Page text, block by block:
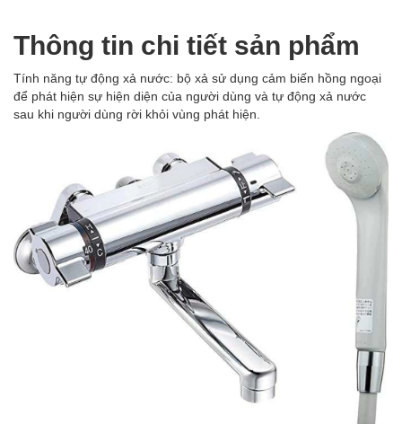
Thông tin chi tiết sản phẩm
Tính năng tự động xả nước: bộ xả sử dụng cảm biến hồng ngoại
để phát hiện sự hiện diện của người dùng và tự động xả nước
sau khi người dùng rời khỏi vùng phát hiện.